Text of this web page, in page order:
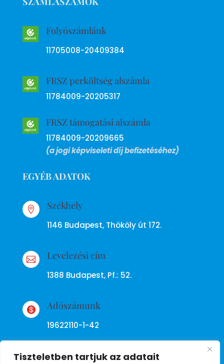
Tiszteletben tartjuk az adatait
Folyószámlánk
11705008-20409384
FRSZ perköltség alszámla
11784009-20205317
FRSZ támogatási alszámla
11784009-20209665
(a jogi képviseleti díj befizetéséhez)
EGYÉB ADATOK
 Székhely
1146 Budapest, Thököly út 172.
 Levelezési cím
1388 Budapest, Pf.: 52.
 Adószámunk
19622110-1-42